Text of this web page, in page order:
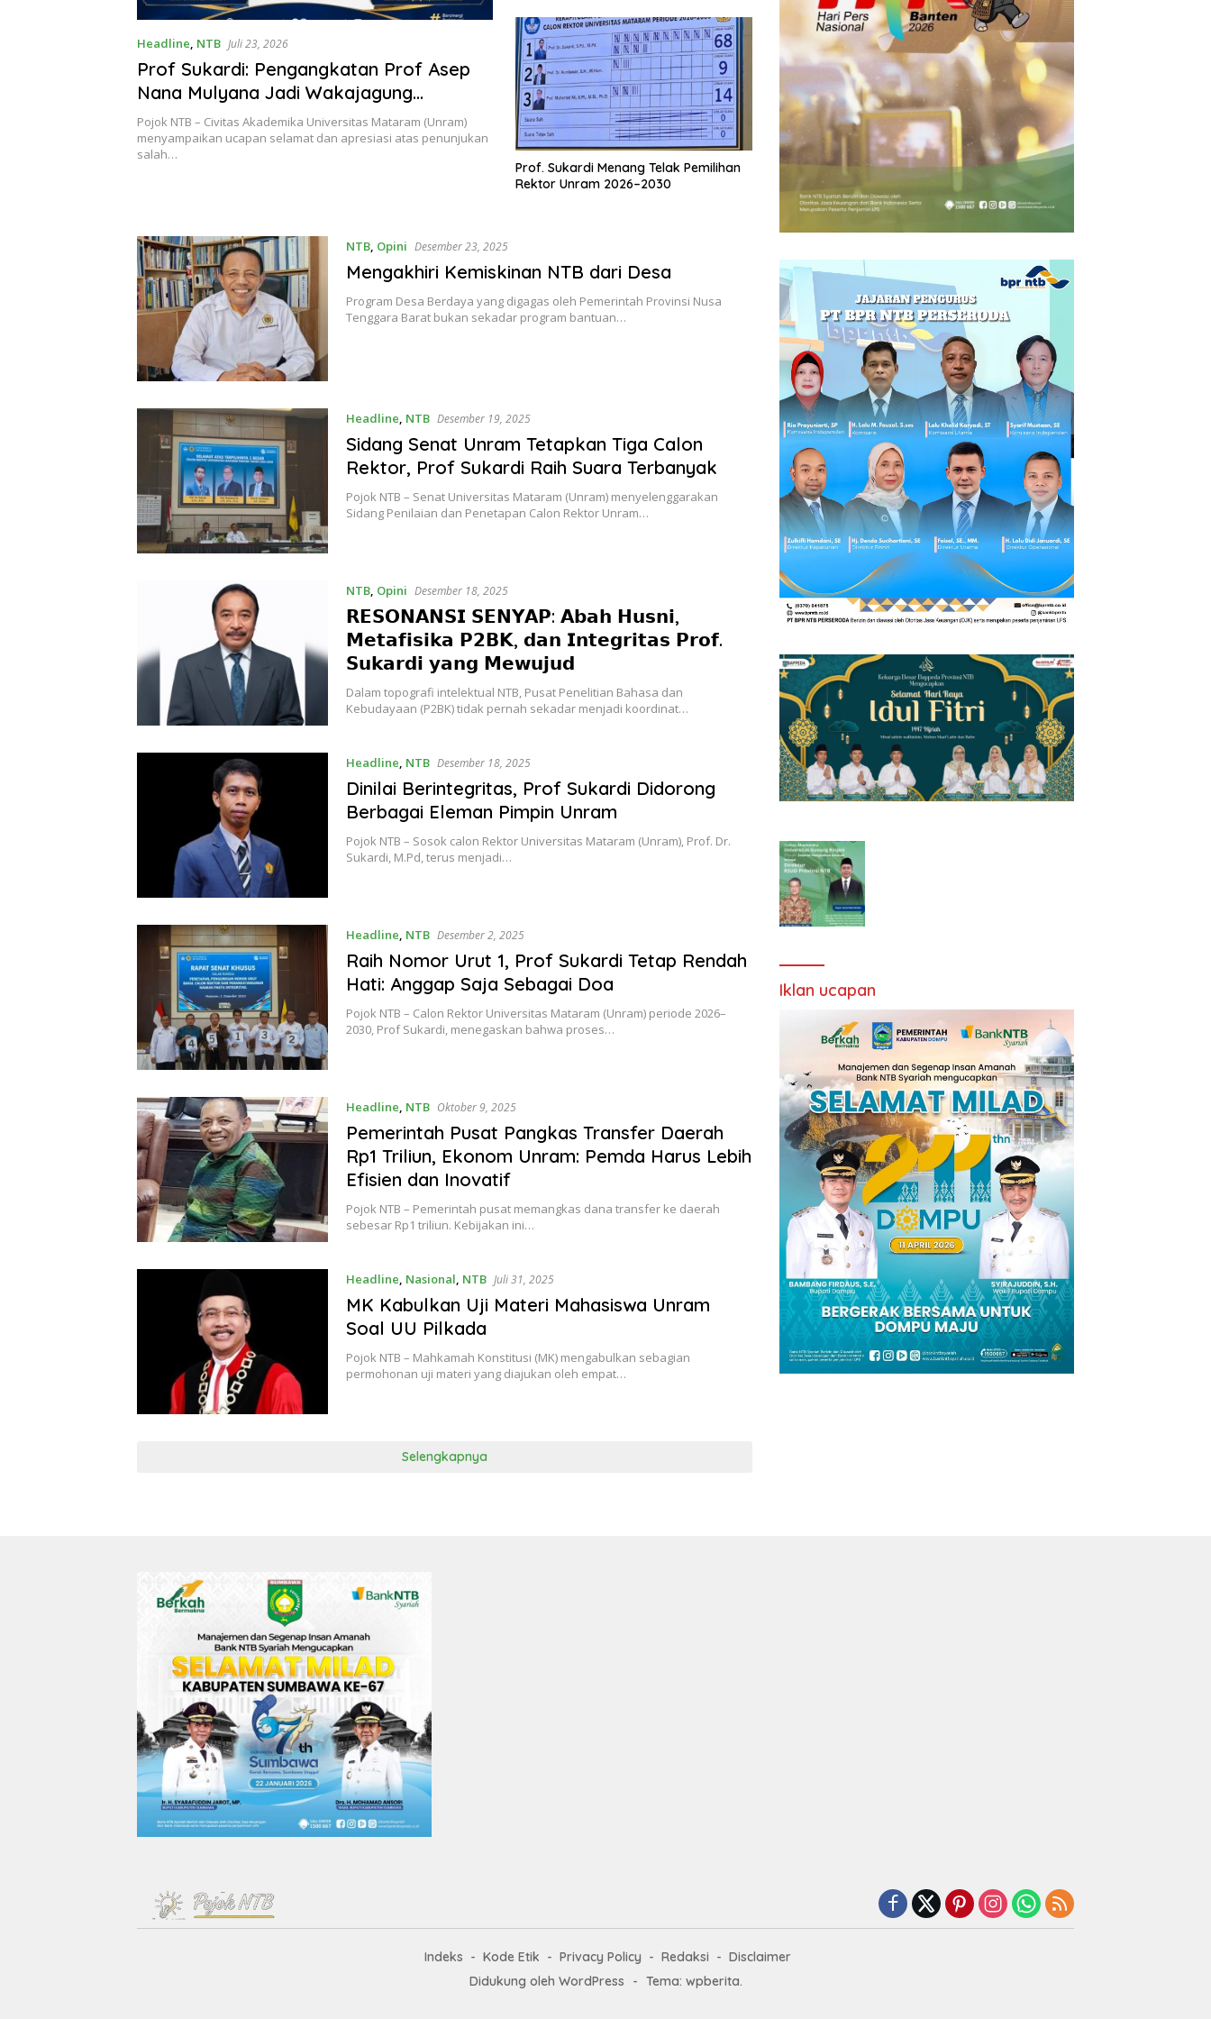
Headline, NTB Juli 23, 2026
Prof Sukardi: Pengangkatan Prof Asep
Nana Mulyana Jadi Wakajagung
Kebanggaan Besar bagi Unram
Pojok NTB – Civitas Akademika Universitas Mataram (Unram)
menyampaikan ucapan selamat dan apresiasi atas penunjukan
salah…
Prof. Sukardi Menang Telak Pemilihan
Rektor Unram 2026–2030
NTB, Opini Desember 23, 2025
Mengakhiri Kemiskinan NTB dari Desa
Program Desa Berdaya yang digagas oleh Pemerintah Provinsi Nusa
Tenggara Barat bukan sekadar program bantuan…
Headline, NTB Desember 19, 2025
Sidang Senat Unram Tetapkan Tiga Calon
Rektor, Prof Sukardi Raih Suara Terbanyak
Pojok NTB – Senat Universitas Mataram (Unram) menyelenggarakan
Sidang Penilaian dan Penetapan Calon Rektor Unram…
NTB, Opini Desember 18, 2025
𝗥𝗘𝗦𝗢𝗡𝗔𝗡𝗦𝗜 𝗦𝗘𝗡𝗬𝗔𝗣: 𝗔𝗯𝗮𝗵 𝗛𝘂𝘀𝗻𝗶,
𝗠𝗲𝘁𝗮𝗳𝗶𝘀𝗶𝗸𝗮 𝗣𝟮𝗕𝗞, 𝗱𝗮𝗻 𝗜𝗻𝘁𝗲𝗴𝗿𝗶𝘁𝗮𝘀 𝗣𝗿𝗼𝗳.
𝗦𝘂𝗸𝗮𝗿𝗱𝗶 𝘆𝗮𝗻𝗴 𝗠𝗲𝘄𝘂𝗷𝘂𝗱
​Dalam topografi intelektual NTB, Pusat Penelitian Bahasa dan
Kebudayaan (P2BK) tidak pernah sekadar menjadi koordinat…
Headline, NTB Desember 18, 2025
Dinilai Berintegritas, Prof Sukardi Didorong
Berbagai Eleman Pimpin Unram
Pojok NTB – Sosok calon Rektor Universitas Mataram (Unram), Prof. Dr.
Sukardi, M.Pd, terus menjadi…
Headline, NTB Desember 2, 2025
Raih Nomor Urut 1, Prof Sukardi Tetap Rendah
Hati: Anggap Saja Sebagai Doa
Pojok NTB – Calon Rektor Universitas Mataram (Unram) periode 2026–
2030, Prof Sukardi, menegaskan bahwa proses…
Headline, NTB Oktober 9, 2025
Pemerintah Pusat Pangkas Transfer Daerah
Rp1 Triliun, Ekonom Unram: Pemda Harus Lebih
Efisien dan Inovatif
Pojok NTB – Pemerintah pusat memangkas dana transfer ke daerah
sebesar Rp1 triliun. Kebijakan ini…
Headline, Nasional, NTB Juli 31, 2025
MK Kabulkan Uji Materi Mahasiswa Unram
Soal UU Pilkada
Pojok NTB – Mahkamah Konstitusi (MK) mengabulkan sebagian
permohonan uji materi yang diajukan oleh empat…
Selengkapnya
Iklan ucapan
Indeks Kode Etik Privacy Policy Redaksi
Disclaimer
Didukung oleh WordPress
- Tema: wpberita.